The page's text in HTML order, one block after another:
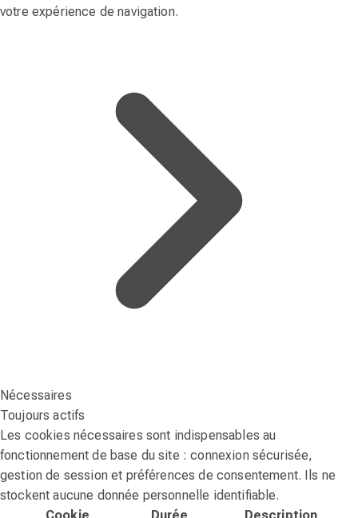
votre expérience de navigation.
Nécessaires
Toujours actifs
Les cookies nécessaires sont indispensables au
fonctionnement de base du site : connexion sécurisée,
gestion de session et préférences de consentement. Ils ne
stockent aucune donnée personnelle identifiable.
Cookie
Durée Description